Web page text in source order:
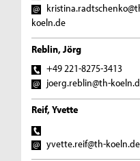
koeln.de
Reblin, Jörg
+49 221-8275-3413
joerg.reblin@th-
Reif, Yvette
yvette.reif@th-koeln.de